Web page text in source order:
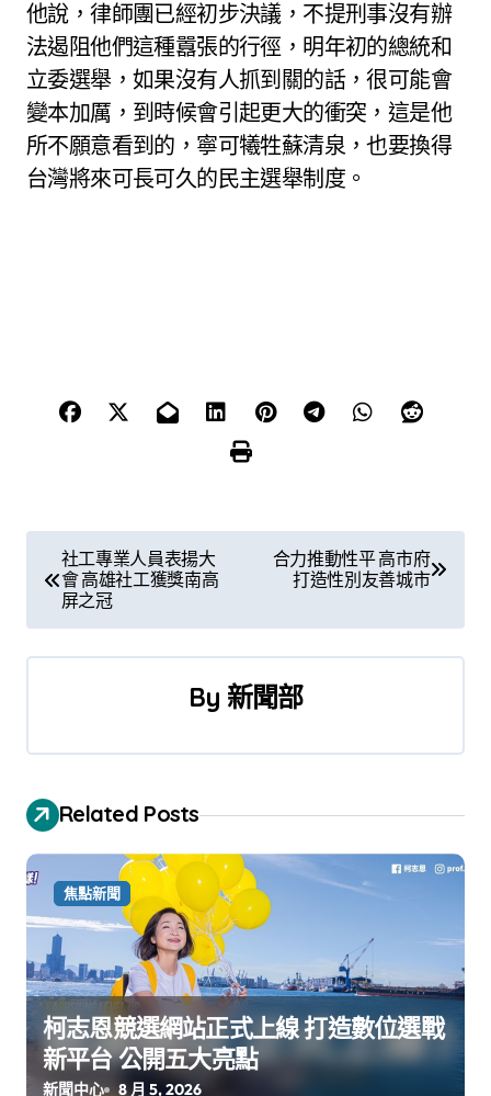
他說，律師團已經初步決議，不提刑事沒有辦
法遏阻他們這種囂張的行徑，明年初的總統和
立委選舉，如果沒有人抓到關的話，很可能會
變本加厲，到時候會引起更大的衝突，這是他
所不願意看到的，寧可犧牲蘇清泉，也要換得
台灣將來可長可久的民主選舉制度。
章
導
社工專業人員表揚大
會 高雄社工獲獎南高
屏之冠
合力推動性平 高市府
打造性別友善城市
By 新聞部
Related Posts
焦點新聞
柯志恩競選網站正式上線 打造數位選戰
新平台 公開五大亮點
新聞中心 8 月 5, 2026